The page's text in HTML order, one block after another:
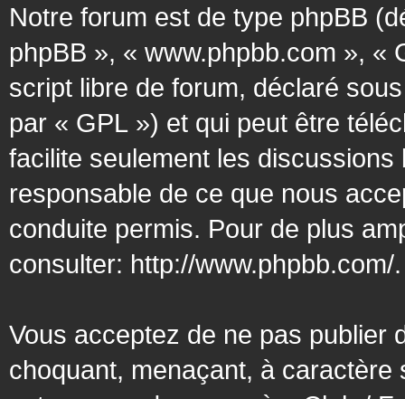
Notre forum est de type phpBB
phpBB », « www.phpbb.com », «
script libre de forum, déclaré
par « GPL ») et qui peut être
facilite seulement les
responsable de ce que nous
conduite permis. Pour de plus
consulter: http://www.phpbb.com/.
Vous acceptez de ne pas publier
choquant, menaçant, à